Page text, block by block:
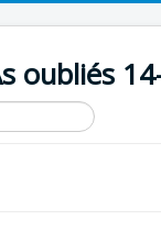
oubliés